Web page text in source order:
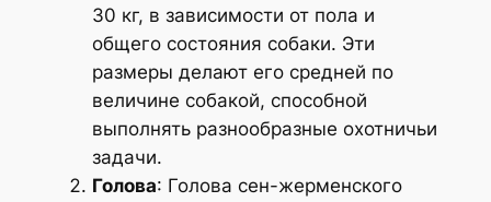
30 кг, в зависимости от пола и
общего состояния собаки. Эти
размеры делают его средней по
величине собакой, способной
выполнять разнообразные охотничьи
задачи.
Голова: Голова сен-жерменского